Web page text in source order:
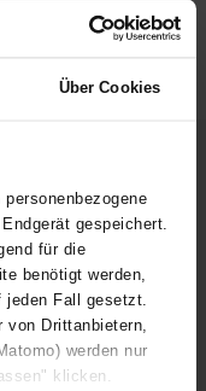
Über Cookies
gespeichert.
für die
benötigt werden,
jeden Fall gesetzt.
von Drittanbietern,
werden nur
klicken.